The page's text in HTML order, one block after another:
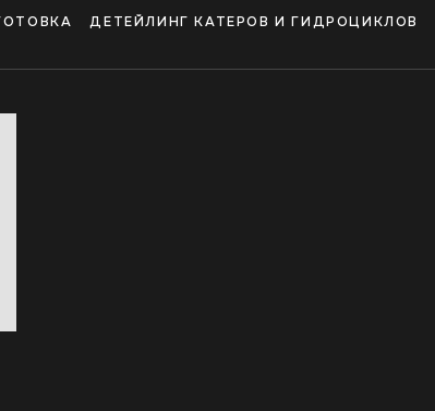
ДЕТЕЙЛИНГ КАТЕРОВ И ГИДРОЦИКЛОВ